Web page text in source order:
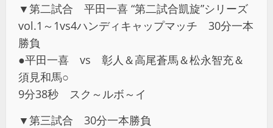
▼第二試合 平田一喜 “第二試合凱旋”シリーズ
vol.1～1vs4ハンディキャップマッチ 30分一本
勝負
●平田一喜 vs 彰人＆高尾蒼馬＆松永智充＆
須見和馬○
9分38秒 スク～ルボ～イ
▼第三試合 30分一本勝負